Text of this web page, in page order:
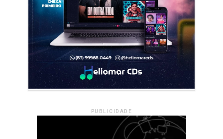
PUBLICIDADE